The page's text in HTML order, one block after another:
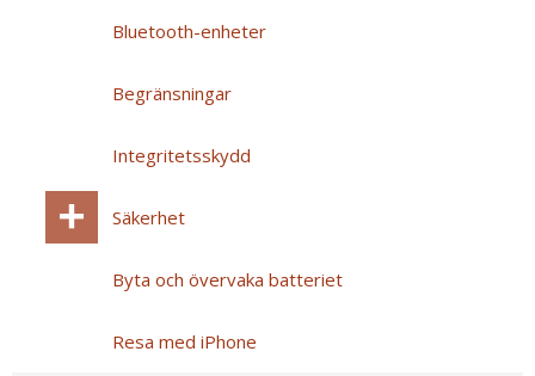
Bluetooth-enheter
Begränsningar
Integritetsskydd
Säkerhet
Byta och övervaka batteriet
Resa med iPhone